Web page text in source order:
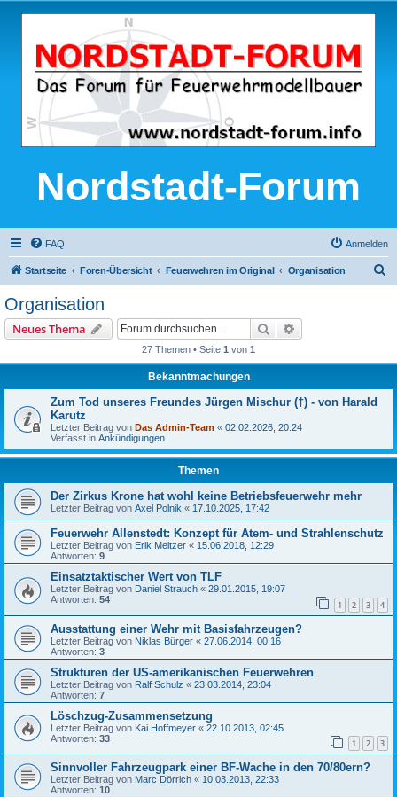
Nordstadt-Forum
FAQ Anmelden
Startseite Foren-Übersicht Feuerwehren im Original Organisation
Organisation
Neues Thema Suche
27 Themen • Seite 1 von 1
Bekanntmachungen
Zum Tod unseres Freundes Jürgen Mischur (†) - von Harald
Karutz
Letzter Beitrag von Das Admin-Team « 02.02.2026, 20:24
Verfasst in Ankündigungen
Themen
Der Zirkus Krone hat wohl keine Betriebsfeuerwehr mehr
Letzter Beitrag von Axel Polnik « 17.10.2025, 17:42
Feuerwehr Allenstedt: Konzept für Atem- und Strahlenschutz
Letzter Beitrag von Erik Meltzer « 15.06.2018, 12:29
Antworten: 9
Einsatztaktischer Wert von TLF
Letzter Beitrag von Daniel Strauch « 29.01.2015, 19:07
Antworten: 54 1 2 3 4
Ausstattung einer Wehr mit Basisfahrzeugen?
Letzter Beitrag von Niklas Bürger « 27.06.2014, 00:16
Antworten: 3
Strukturen der US-amerikanischen Feuerwehren
Letzter Beitrag von Ralf Schulz « 23.03.2014, 23:04
Antworten: 7
Löschzug-Zusammensetzung
Letzter Beitrag von Kai Hoffmeyer « 22.10.2013, 02:45
Antworten: 33 1 2 3
Sinnvoller Fahrzeugpark einer BF-Wache in den 70/80ern?
Letzter Beitrag von Marc Dörrich « 10.03.2013, 22:33
Antworten: 10